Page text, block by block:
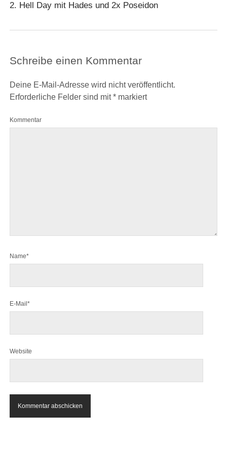
2. Hell Day mit Hades und 2x Poseidon
Schreibe einen Kommentar
Deine E-Mail-Adresse wird nicht veröffentlicht.
Erforderliche Felder sind mit*markiert
Kommentar
Name*
E-Mail*
Website